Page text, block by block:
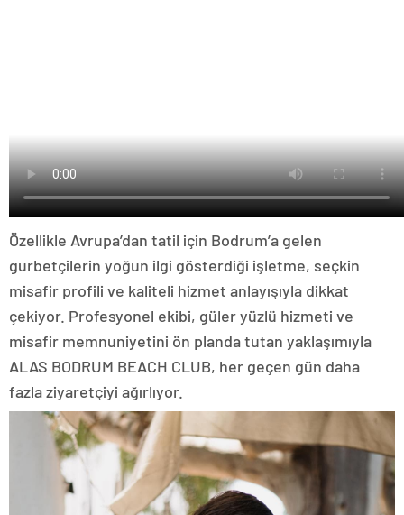
Özellikle Avrupa’dan tatil için Bodrum’a gelen
gurbetçilerin yoğun ilgi gösterdiği işletme, seçkin
misafir profili ve kaliteli hizmet anlayışıyla dikkat
çekiyor. Profesyonel ekibi, güler yüzlü hizmeti ve
misafir memnuniyetini ön planda tutan yaklaşımıyla
ALAS BODRUM BEACH CLUB, her geçen gün daha
fazla ziyaretçiyi ağırlıyor.